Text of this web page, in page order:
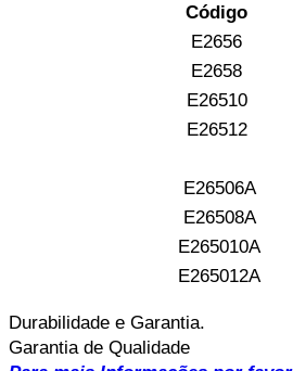
Código
E2656
E2658
E26510
E26512
E26506A
E26508A
E265010A
E265012A
Durabilidade e Garantia.
Garantia de Qualidade